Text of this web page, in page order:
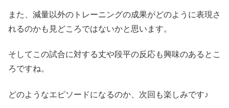
また、減量以外のトレーニングの成果がどのように表現さ
れるのかも見どころではないかと思います。
そしてこの試合に対する丈や段平の反応も興味のあるとこ
ろですね。
どのようなエピソードになるのか、次回も楽しみです♪